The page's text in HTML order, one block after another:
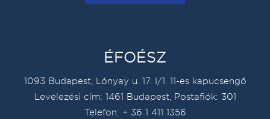
ÉFOÉSZ
1093 Budapest, Lónyay u. 17. I/1. 11-es kapucsengő
Levelezési cím: 1461 Budapest, Postafiók: 301
Telefon: + 36 1 411 1356